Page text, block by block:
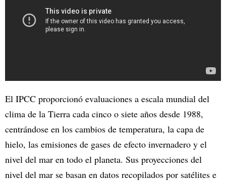
El IPCC proporcionó evaluaciones a escala mundial del
clima de la Tierra cada cinco o siete años desde 1988,
centrándose en los cambios de temperatura, la capa de
hielo, las emisiones de gases de efecto invernadero y el
nivel del mar en todo el planeta. Sus proyecciones del
nivel del mar se basan en datos recopilados por satélites e